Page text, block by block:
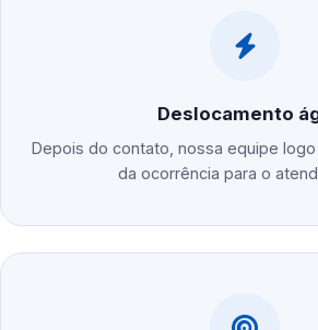
Deslocamento
Depois do contato, nossa equipe
da ocorrência para o